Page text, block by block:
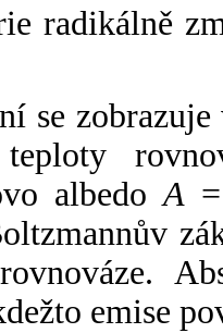
radikálně
se
albedoA
emise